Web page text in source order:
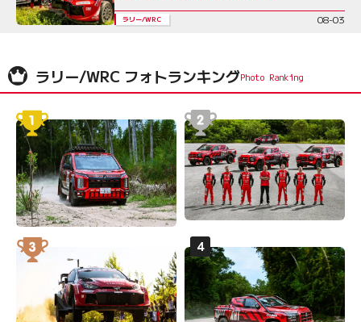
ラリー/WRC 08-03
ラリー/WRC フォトランキング